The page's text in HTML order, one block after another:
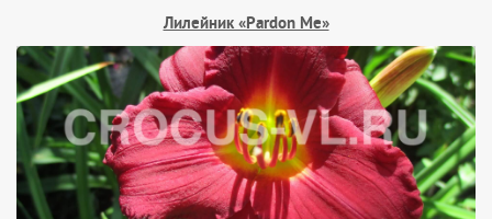
Лилейник «Pardon Me»